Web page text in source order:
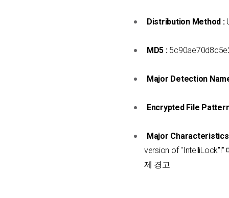
Distribution Method :
MD5 :
Major Detection
Encrypted File
Major
version of "IntelliLock"!"
제 경고